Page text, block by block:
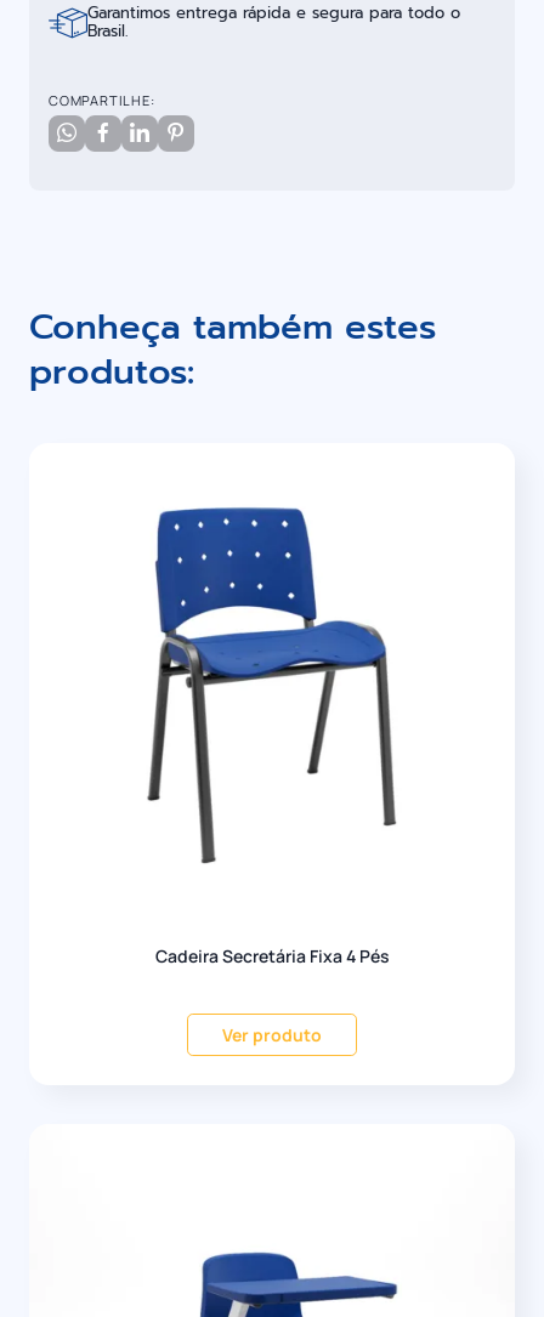
Garantimos entrega rápida e segura para todo o
Brasil.
COMPARTILHE:
Conheça também estes
produtos:
Cadeira Secretária Fixa 4 Pés
Ver produto